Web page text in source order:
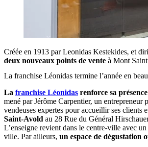
Créée en 1913 par Leonidas Kestekides, et
deux nouveaux points de vente à Mont
La franchise Léonidas termine l’année en
La franchise Léonidas renforce sa
mené par Jérôme Carpentier, un
vendeuses expertes pour accueillir ses clients
Saint-Avold au 28 Rue du Général
L’enseigne revient dans le centre-ville avec
ville. Par ailleurs, un espace de dégustation